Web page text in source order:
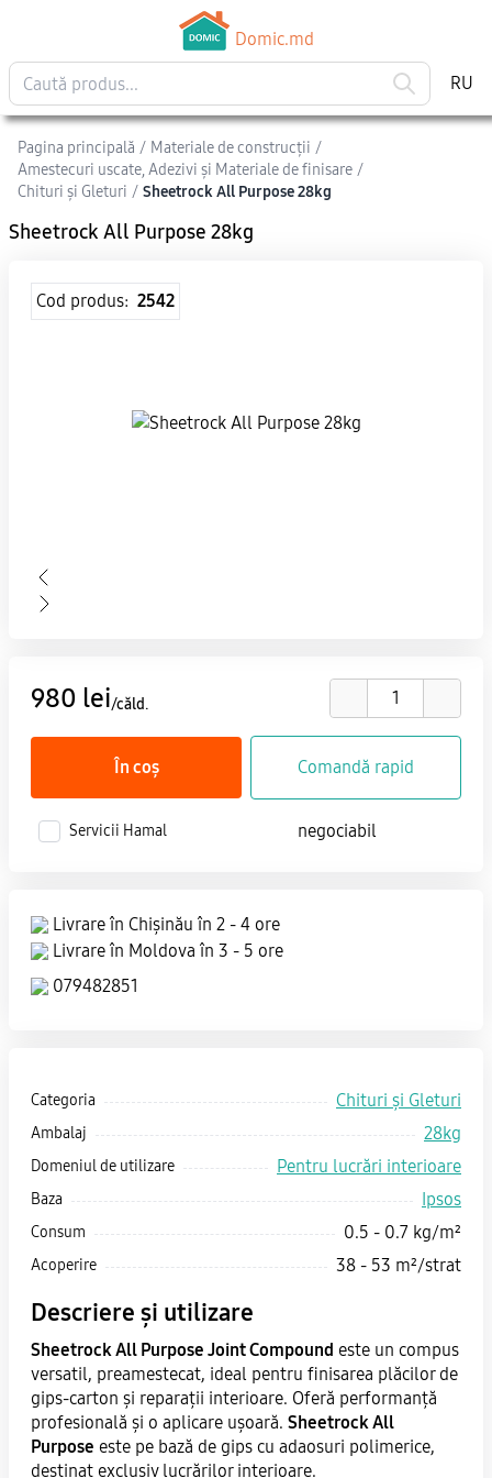
Domic.md
RU
Pagina principală / Materiale de construcții /
Amestecuri uscate, Adezivi şi Materiale de finisare /
Chituri și Gleturi / Sheetrock All Purpose 28kg
Sheetrock All Purpose 28kg
Cod produs: 2542
Categoria Chituri și Gleturi
Ambalaj 28kg
Domeniul de utilizare Pentru lucrări interioare
Baza Ipsos
Consum 0.5 - 0.7 kg/m²
Acoperire 38 - 53 m²/strat
Descriere și utilizare
Sheetrock All Purpose Joint Compound este un compus
versatil, preamestecat, ideal pentru finisarea plăcilor de
gips-carton și reparații interioare. Oferă performanță
profesională și o aplicare ușoară. Sheetrock All
Purpose este pe bază de gips cu adaosuri polimerice,
destinat exclusiv lucrărilor interioare.
980 lei/căld.
În coș Comandă rapid
Servicii Hamal negociabil
Livrare în Chișinău în 2 - 4 ore
Livrare în Moldova în 3 - 5 ore
079482851